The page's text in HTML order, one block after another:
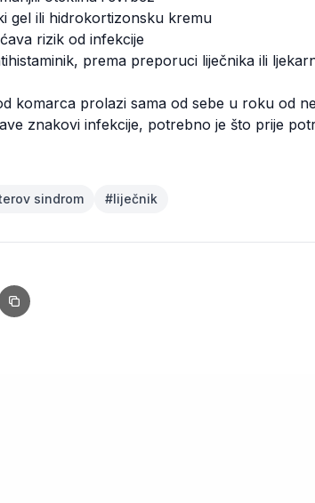
gel ili hidrokortizonsku kremu
rizik od infekcije
prema preporuci liječnika ili
komarca prolazi sama od sebe u roku od
znakovi infekcije, potrebno je što prije
sindrom #liječnik